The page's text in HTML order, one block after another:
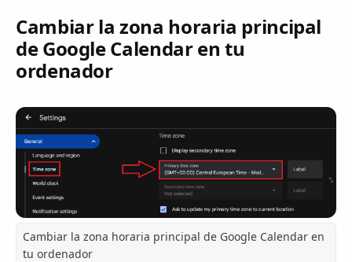
Cambiar la zona horaria principal
de Google Calendar en tu
ordenador
Cambiar la zona horaria principal de Google Calendar en
tu ordenador